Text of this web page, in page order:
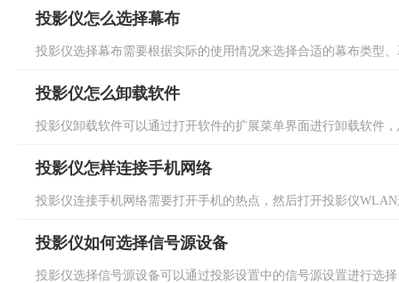
投影仪怎么选择幕布
投影仪选择幕布需要根据实际的使用情况来选择合适的幕布类型
投影仪怎么卸载软件
投影仪卸载软件可以通过打开软件的扩展菜单界面进行卸载软件
投影仪怎样连接手机网络
投影仪连接手机网络需要打开手机的热点，然后打开投影仪
投影仪如何选择信号源设备
投影仪选择信号源设备可以通过投影设置中的信号源设置进行选